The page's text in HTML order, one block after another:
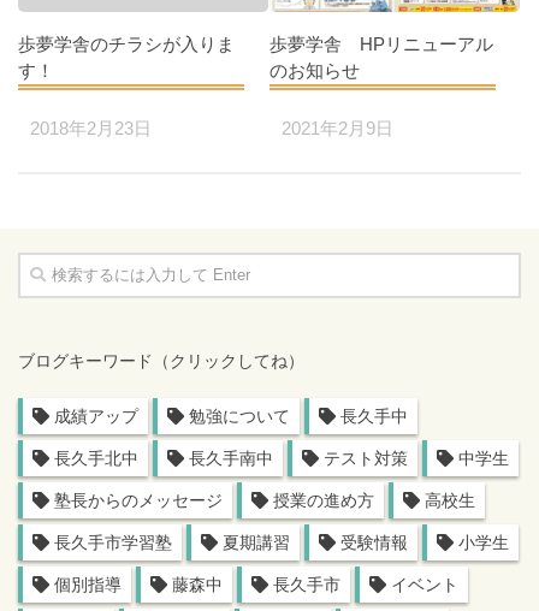
歩夢学舎のチラシが入りま
す！
2018年2月23日
歩夢学舎 HPリニューアル
のお知らせ
2021年2月9日
ブログキーワード（クリックしてね）
成績アップ 勉強について 長久手中
長久手北中 長久手南中 テスト対策 中学生
塾長からのメッセージ 授業の進め方 高校生
長久手市学習塾 夏期講習 受験情報 小学生
個別指導 藤森中 長久手市 イベント